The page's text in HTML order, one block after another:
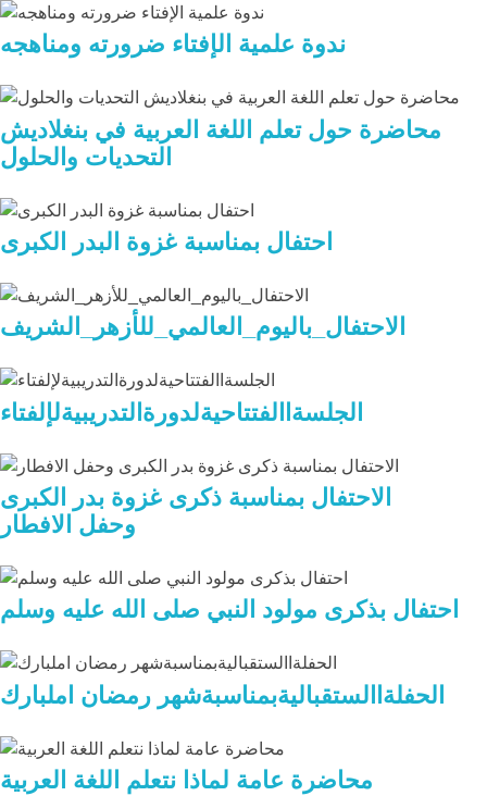
ندوة علمية الإفتاء ضرورته ومناهجه
محاضرة حول تعلم اللغة العربية في بنغلاديش
التحديات والحلول
احتفال بمناسبة غزوة البدر الكبرى
الاحتفال_باليوم_العالمي_للأزهر_الشريف
الجلسةاالفتتاحيةلدورةالتدريبيةلإلفتاء
الاحتفال بمناسبة ذكرى غزوة بدر الكبرى
وحفل الافطار
احتفال بذكرى مولود النبي صلى الله عليه وسلم
الحفلةاالستقباليةبمناسبةشهر رمضان املبارك
محاضرة عامة لماذا نتعلم اللغة العربية